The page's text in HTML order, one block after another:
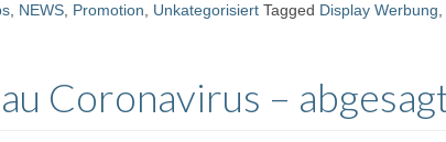
NEWS Promotion Unkategorisiert Tagged Display Werbung
Coronavirus –